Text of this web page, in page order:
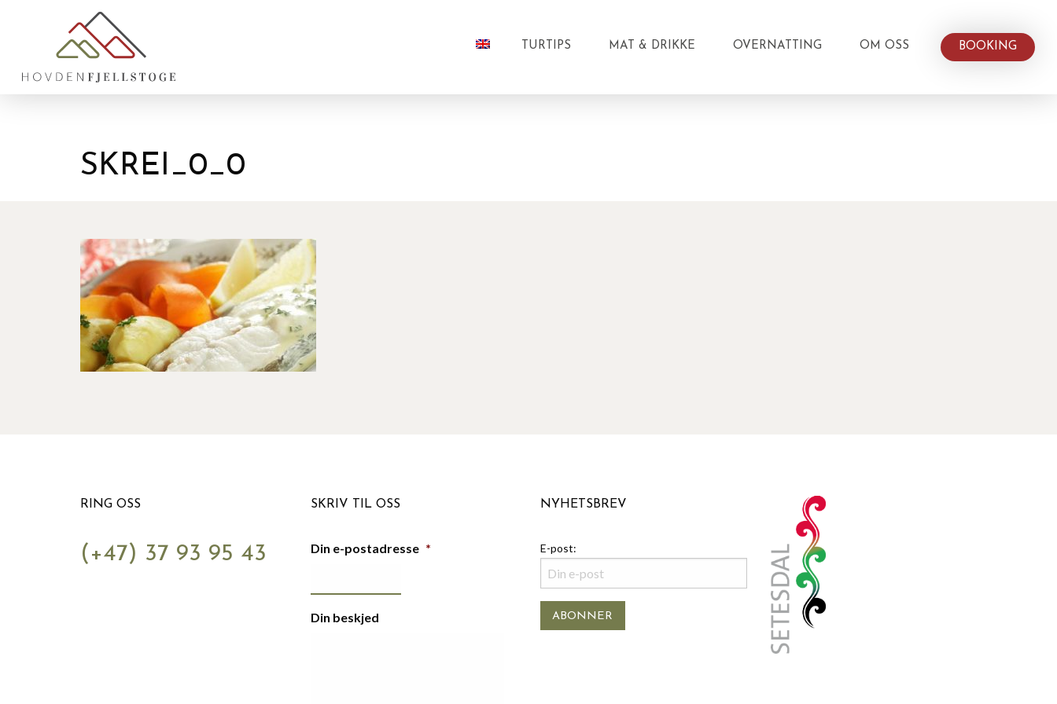
TURTIPS MAT & DRIKKE OVERNATTING OM OSS BOOKING
SKREI_0_0
RING OSS
(+47) 37 93 95 43
SKRIV TIL OSS
Din e-postadresse *
Din beskjed
NYHETSBREV
E-post: